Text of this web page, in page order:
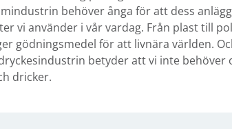
behöver ånga för att dess
vi använder i vår vardag. Från plast till
gödningsmedel för att livnära världen.
betyder att vi inte behöver
dricker.